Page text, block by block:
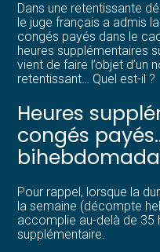
Structurer votre
Être prêt pour la
électronique
Dans une retentissante
le juge français a admis
congés payés dans le
heures supplémentaires
vient de faire l’objet d’un
retentissant… Quel est-il ?
Heures
congés
Pour rappel, lorsque la
la semaine (décompte
accomplie au-delà de 35
supplémentaire.